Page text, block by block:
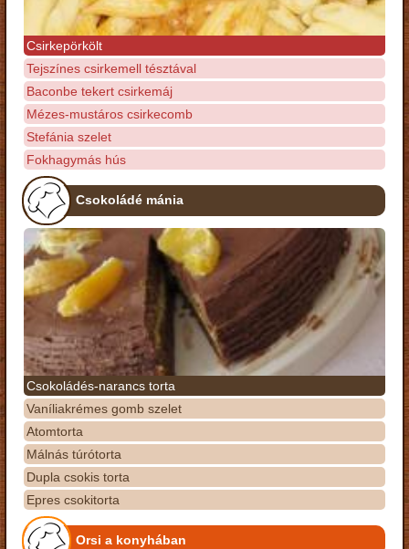
Csirkepörkölt
Tejszínes csirkemell tésztával
Baconbe tekert csirkemáj
Mézes-mustáros csirkecomb
Stefánia szelet
Fokhagymás hús
Csokoládé mánia
Csokoládés-narancs torta
Vaníliakrémes gomb szelet
Atomtorta
Málnás túrótorta
Dupla csokis torta
Epres csokitorta
Orsi a konyhában